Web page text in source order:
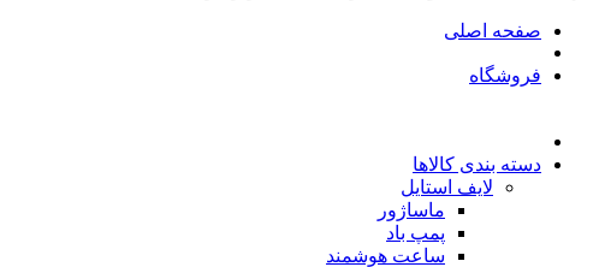
صفحه اصلی
فروشگاه
دسته بندی کالاها
لایف استایل
ماساژور
پمپ باد
ساعت هوشمند